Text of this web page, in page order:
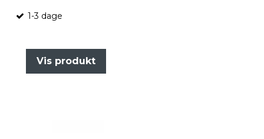
1-3 dage
Vis produkt